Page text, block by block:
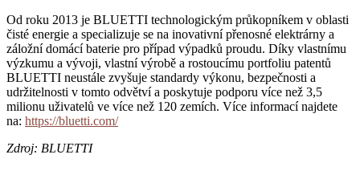
Od roku 2013 je BLUETTI technologickým průkopníkem v oblasti
čisté energie a specializuje se na inovativní přenosné elektrárny a
záložní domácí baterie pro případ výpadků proudu. Díky vlastnímu
výzkumu a vývoji, vlastní výrobě a rostoucímu portfoliu patentů
BLUETTI neustále zvyšuje standardy výkonu, bezpečnosti a
udržitelnosti v tomto odvětví a poskytuje podporu více než 3,5
milionu uživatelů ve více než 120 zemích. Více informací najdete
na: https://bluetti.com/
Zdroj: BLUETTI